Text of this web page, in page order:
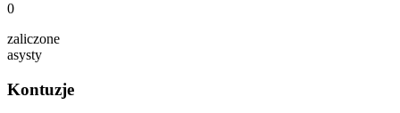
0
zaliczone
asysty
Kontuzje